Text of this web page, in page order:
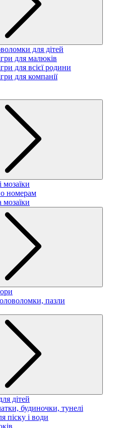
для дітей
для малюків
для всієї родини
для компанії
мозаїки
номерам
мозаїки
пазли
дітей
будиночки, тунелі
піску і води